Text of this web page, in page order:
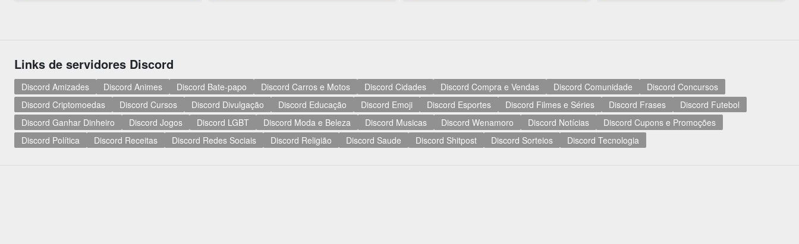
Links de servidores Discord
Discord Amizades Discord Animes Discord Bate-papo Discord Carros e Motos Discord Cidades Discord Compra e Vendas Discord Comunidade
Discord Concursos
Discord Criptomoedas
Discord Cursos Discord Divulgação Discord Educação Discord Emoji Discord Esportes Discord Filmes e Séries Discord Frases
Discord Futebol
Discord Ganhar Dinheiro
Discord Jogos Discord LGBT Discord Moda e Beleza Discord Musicas Discord Wenamoro Discord Notícias
Discord Cupons e Promoções
Discord Política
Discord Receitas Discord Redes Sociais Discord Religião Discord Saude Discord Shitpost Discord Sorteios Discord Tecnologia